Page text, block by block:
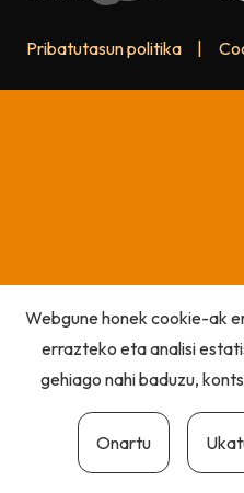
Pribatutasun politika
Webgune honek cookie-ak
errazteko eta analisi
gehiago nahi baduzu,
Onartu